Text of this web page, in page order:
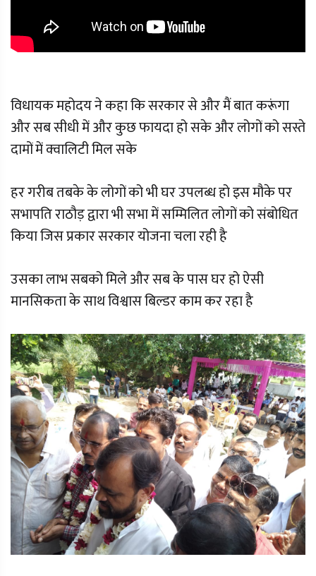
विधायक महोदय ने कहा कि सरकार से और मैं बात करूंगा
और सब सीधी में और कुछ फायदा हो सके और लोगों को सस्ते
दामों में क्वालिटी मिल सके
हर गरीब तबके के लोगों को भी घर उपलब्ध हो इस मौके पर
सभापति राठौड़ द्वारा भी सभा में सम्मिलित लोगों को संबोधित
किया जिस प्रकार सरकार योजना चला रही है
उसका लाभ सबको मिले और सब के पास घर हो ऐसी
मानसिकता के साथ विश्वास बिल्डर काम कर रहा है